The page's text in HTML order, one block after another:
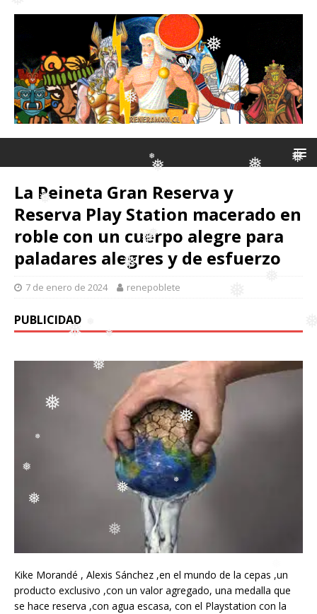
❅ ❅
❅
❅
❅
❅
❅
❅
❅
❅
❅
❅ ❅ ❅
❅
❅
❅
❅
❅
❅
❅
❅
❅
La Peineta Gran Reserva y
Reserva Play Station macerado en
roble con un cuerpo alegre para
paladares alegres y de esfuerzo
7 de enero de 2024 renepoblete
PUBLICIDAD
Kike Morandé , Alexis Sánchez ,en el mundo de la cepas ,un
producto exclusivo ,con un valor agregado, una medalla que
se hace reserva ,con agua escasa, con el Playstation con la